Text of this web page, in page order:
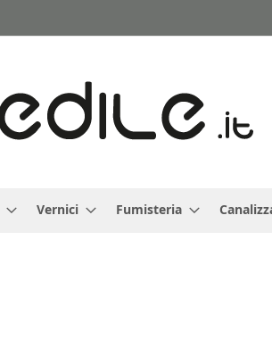
Vernici Fumisteria